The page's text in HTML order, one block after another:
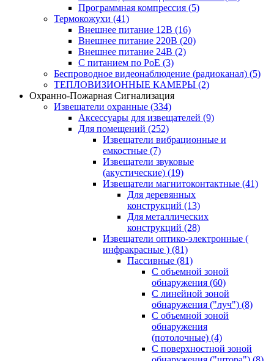
Программная компрессия (5)
Термокожухи (41)
Внешнее питание 12В (16)
Внешнее питание 220В (20)
Внешнее питание 24В (2)
С питанием по PoE (3)
Беспроводное видеонаблюдение (радиоканал) (5)
ТЕПЛОВИЗИОННЫЕ КАМЕРЫ (2)
Охранно-Пожарная Сигнализация
Извещатели охранные (334)
Аксессуары для извещателей (9)
Для помещений (252)
Извещатели вибрационные и
емкостные (7)
Извещатели звуковые
(акустические) (19)
Извещатели магнитоконтактные (41)
Для деревянных
конструкций (13)
Для металлических
конструкций (28)
Извещатели оптико-электронные (
инфракрасные ) (81)
Пассивные (81)
С объемной зоной
обнаружения (60)
С линейной зоной
обнаружения ("луч") (8)
С объемной зоной
обнаружения
(потолочные) (4)
С поверхностной зоной